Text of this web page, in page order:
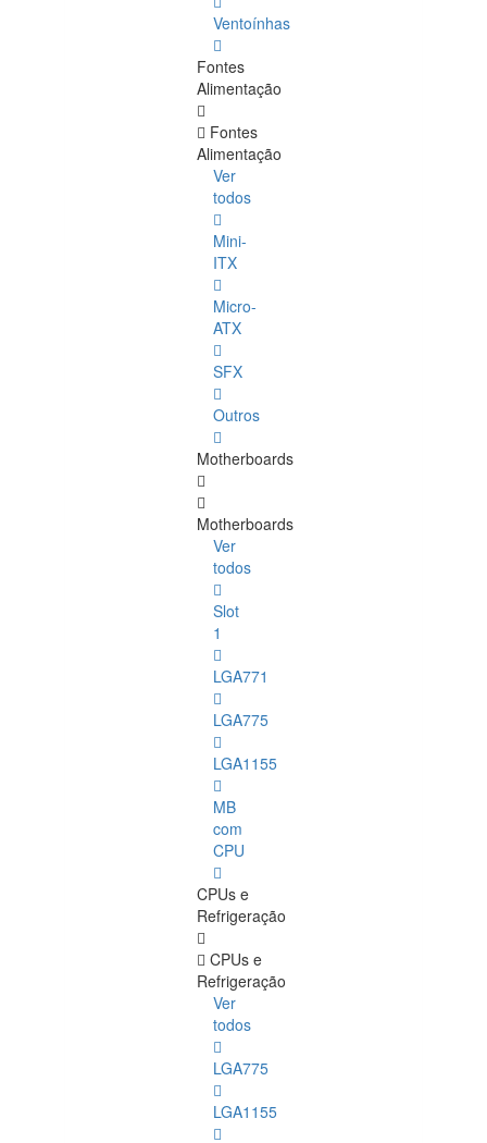
Ventoínhas
Fontes
Alimentação
Fontes
Alimentação
Ver
todos
Mini-
ITX
Micro-
ATX
SFX
Outros
Motherboards
Motherboards
Ver
todos
Slot
1
LGA771
LGA775
LGA1155
MB
com
CPU
CPUs e
Refrigeração
CPUs e
Refrigeração
Ver
todos
LGA775
LGA1155